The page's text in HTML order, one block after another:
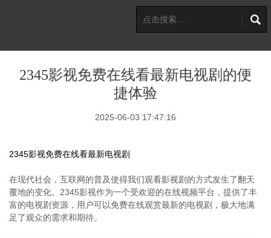
2345影视免费在线看最新电视剧的便
捷体验
2025-06-03 17:47:16
2345影视免费在线看最新电视剧
在现代社会，互联网的普及使得我们观看影视剧的方式发生了翻天
覆地的变化。2345影视作为一个受欢迎的在线视频平台，提供了丰
富的电视剧资源，用户可以免费在线观赏最新的电视剧，极大地满
足了观众的需求和期待。